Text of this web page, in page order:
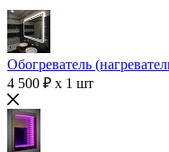
Обогреватель
4 500 ₽ x 1 шт